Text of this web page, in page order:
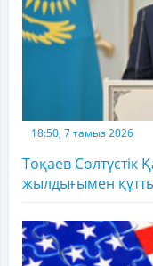
18:50, 7 тамыз 2026
Тоқаев Солтүстік
жылдығымен